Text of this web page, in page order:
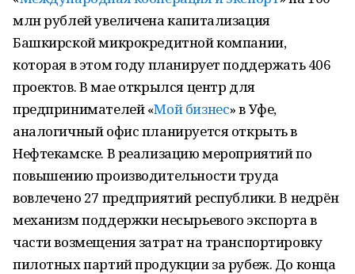
млн рублей увеличена капитализация
Башкирской микрокредитной компании,
которая в этом году планирует поддержать 406
проектов. В мае открылся центр для
предпринимателей «Мой бизнес» в Уфе,
аналогичный офис планируется открыть в
Нефтекамске. В реализацию мероприятий по
повышению производительности труда
вовлечено 27 предприятий республики. В недрён
механизм поддержки несырьевого экспорта в
части возмещения затрат на транспортировку
пилотных партий продукции за рубеж. До конца